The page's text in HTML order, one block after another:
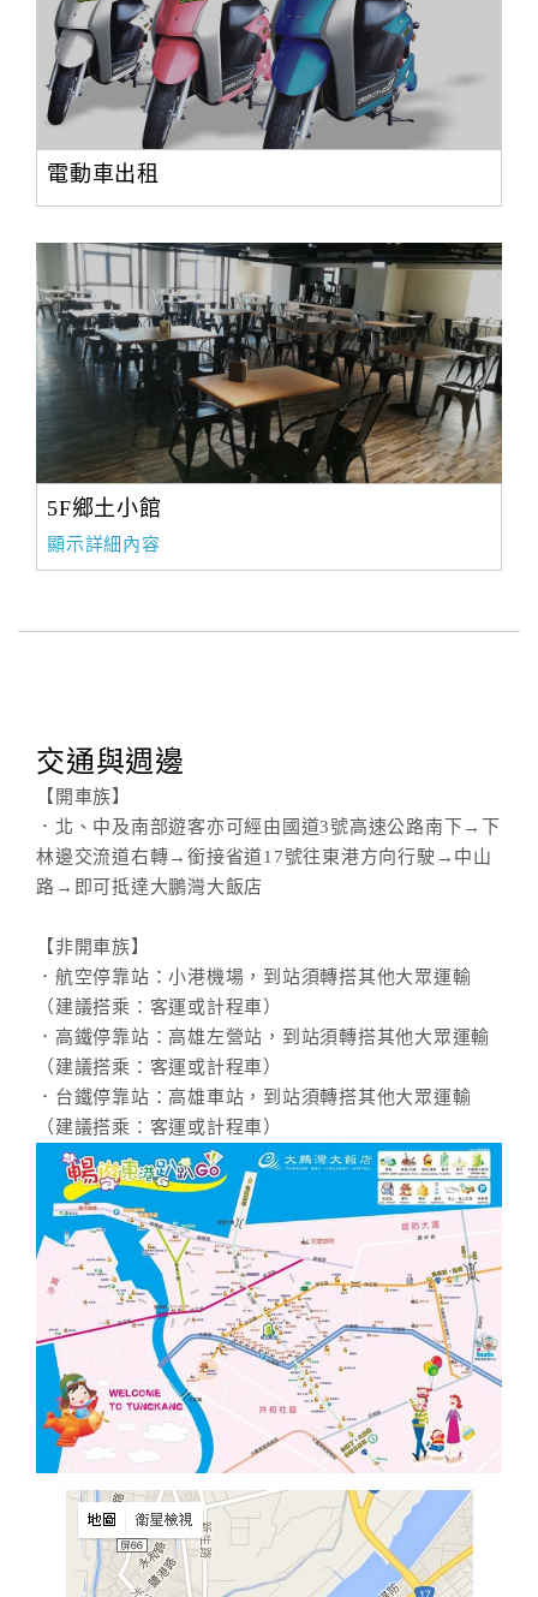
案
店
作
廠
商
合
旅
伴
宣
傳
電動車出租
5F鄉土小館
顯示詳細內容
交通與週邊
【開車族】
．北、中及南部遊客亦可經由國道3號高速公路南下→下
林邊交流道右轉→銜接省道17號往東港方向行駛→中山
路→即可抵達大鵬灣大飯店
【非開車族】
．航空停靠站：小港機場，到站須轉搭其他大眾運輸
（建議搭乘：客運或計程車）
．高鐵停靠站：高雄左營站，到站須轉搭其他大眾運輸
（建議搭乘：客運或計程車）
．台鐵停靠站：高雄車站，到站須轉搭其他大眾運輸
（建議搭乘：客運或計程車）